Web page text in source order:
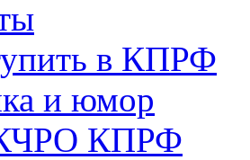
в КПРФ
и юмор
КПРФ